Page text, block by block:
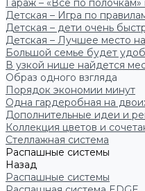
Гараж – «Всё по полочкам»
Детская – Игра по
Детская – дети очень
Детская – Лучшее место
Большой семье будет
В узкой нише найдется
Образ одного взгляда
Порядок экономии минут
Одна гардеробная на
Дополнительные идеи и
Коллекция цветов и
Стеллажная система
Распашные системы
Назад
Распашные системы